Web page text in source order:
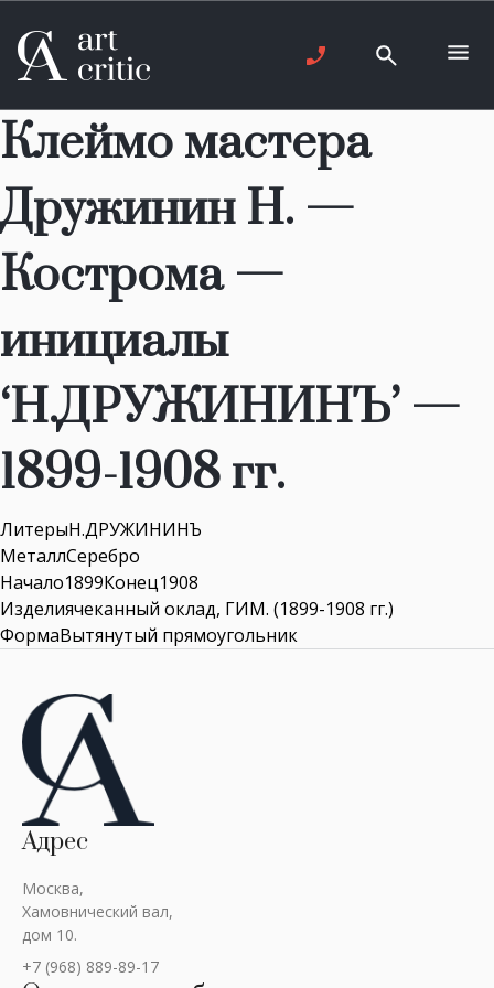
Клеймо мастера
Дружинин Н. —
Кострома —
инициалы
‘Н.ДРУЖИНИНЪ’ —
1899-1908 гг.
ЛитерыН.ДРУЖИНИНЪ
МеталлСеребро
Начало1899Конец1908
Изделиячеканный оклад, ГИМ. (1899-1908 гг.)
ФормаВытянутый прямоугольник
Адрес
Москва,
Хамовнический вал,
дом 10.
+7 (968) 889-89-17